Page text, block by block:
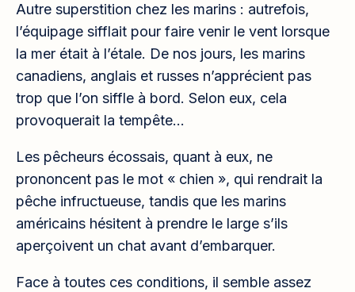
Autre superstition chez les marins : autrefois,
l’équipage sifflait pour faire venir le vent lorsque
la mer était à l’étale. De nos jours, les marins
canadiens, anglais et russes n’apprécient pas
trop que l’on siffle à bord. Selon eux, cela
provoquerait la tempête…
Les pêcheurs écossais, quant à eux, ne
prononcent pas le mot « chien », qui rendrait la
pêche infructueuse, tandis que les marins
américains hésitent à prendre le large s’ils
aperçoivent un chat avant d’embarquer.
Face à toutes ces conditions, il semble assez